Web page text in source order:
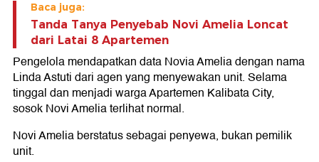
Baca juga:
Tanda Tanya Penyebab Novi Amelia Loncat
dari Latai 8 Apartemen
Pengelola mendapatkan data Novia Amelia dengan nama
Linda Astuti dari agen yang menyewakan unit. Selama
tinggal dan menjadi warga Apartemen Kalibata City,
sosok Novi Amelia terlihat normal.
Novi Amelia berstatus sebagai penyewa, bukan pemilik
unit.